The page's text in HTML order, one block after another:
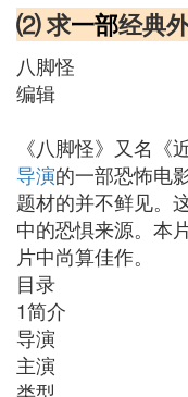
⑵ 求一部经典
八脚怪
编辑
《八脚怪》又名《
导演的一部恐怖电
题材的并不鲜见。
中的恐惧来源。本
片中尚算佳作。
目录
1简介
导演
主演